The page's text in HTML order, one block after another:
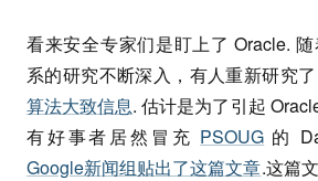
看来安全专家们是盯上了 Oracle.
系的研究不断深入，有人重新研究了
算法大致信息. 估计是为了引起
有好事者居然冒充 PSOUG 的
Google新闻组贴出了这篇文章.这篇